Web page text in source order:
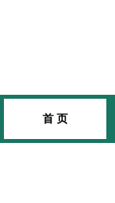
首 页